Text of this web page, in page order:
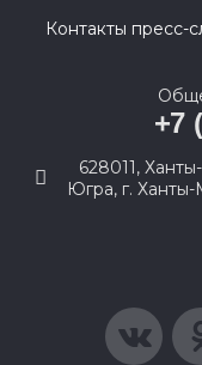
Контакты пресс-
+7
628011,
Югра, г.